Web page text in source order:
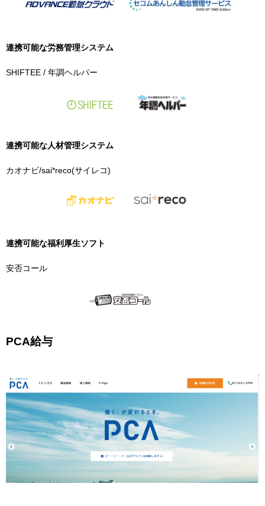
連携可能な労務管理システム
SHIFTEE / 年調ヘルパー
連携可能な人材管理システム
カオナビ/sai*reco(サイレコ)
連携可能な福利厚生ソフト
安否コール
PCA給与